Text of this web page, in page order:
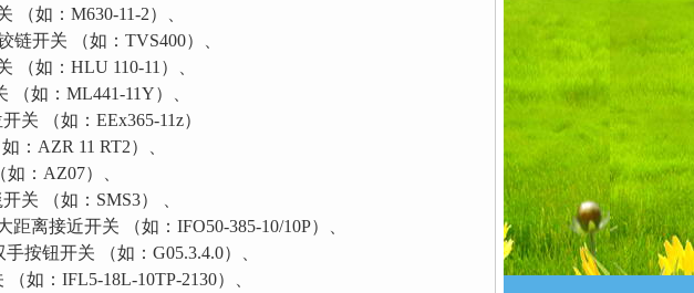
（如：M630-11-2）、
链开关 （如：TVS400）、
（如：HLU 110-11）、
如：ML441-11Y）、
关 （如：EEx365-11z）
：AZR 11 RT2）、
：AZ07）、
关 （如：SMS3） 、
离接近开关 （如：IFO50-385-10/10P）、
按钮开关 （如：G05.3.4.0）、
如：IFL5-18L-10TP-2130）、